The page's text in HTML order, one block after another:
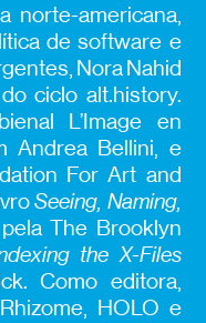
norte-americana,
de software e
Nora Nahid
ciclo alt.history.
L’Image en
Andrea Bellini, e
For Art and
Seeing, Naming,
The Brooklyn
the X-Files
Como editora,
HOLO e